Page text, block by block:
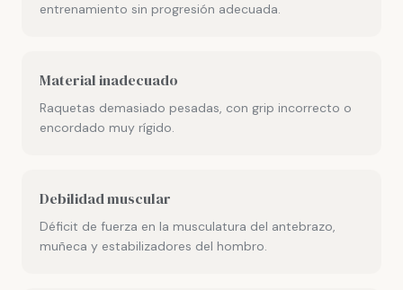
entrenamiento sin progresión adecuada.
Material inadecuado
Raquetas demasiado pesadas, con grip incorrecto o
encordado muy rígido.
Debilidad muscular
Déficit de fuerza en la musculatura del antebrazo,
muñeca y estabilizadores del hombro.